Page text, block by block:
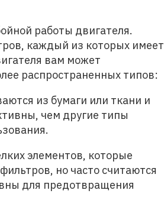
работы двигателя.
каждый из которых имеет
вам может
распространенных типов:
из бумаги или ткани и
чем другие типы
элементов, которые
но часто считаются
для предотвращения